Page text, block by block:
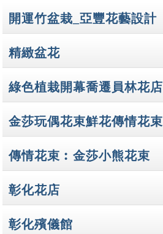
開運竹盆栽_亞豐花藝設計
精緻盆花
綠色植栽開幕喬遷員林花店
金莎玩偶花束鮮花傳情花束
傳情花束︰金莎小熊花束
彰化花店
彰化殯儀館